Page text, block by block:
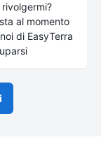
al momento
di EasyTerra